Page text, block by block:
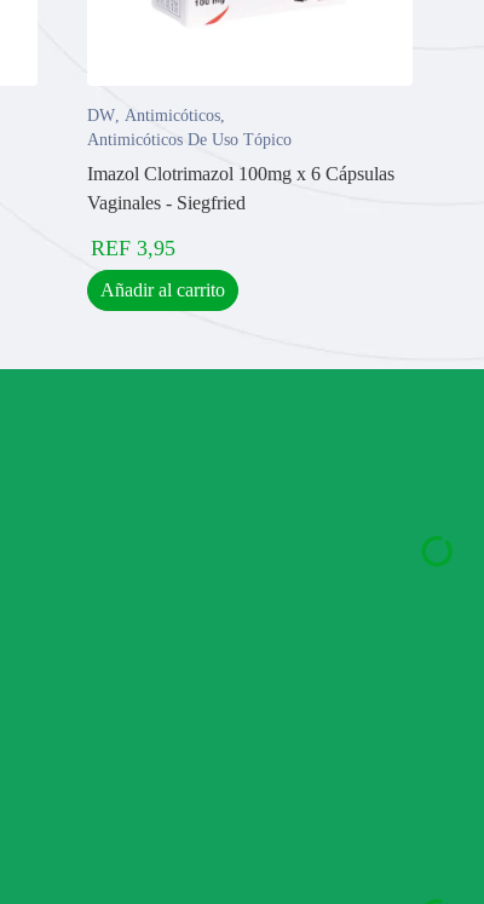
DW, Antimicóticos,
Antimicóticos De Uso Tópico
Imazol Clotrimazol 100mg x 6 Cápsulas
Vaginales - Siegfried
REF 3,95
Añadir al carrito